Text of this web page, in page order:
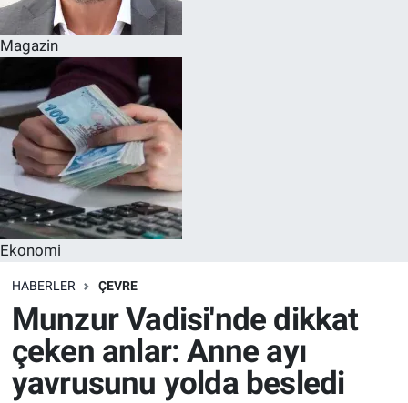
Magazin
Ekonomi
HABERLER ÇEVRE
Munzur Vadisi'nde dikkat
çeken anlar: Anne ayı
yavrusunu yolda besledi